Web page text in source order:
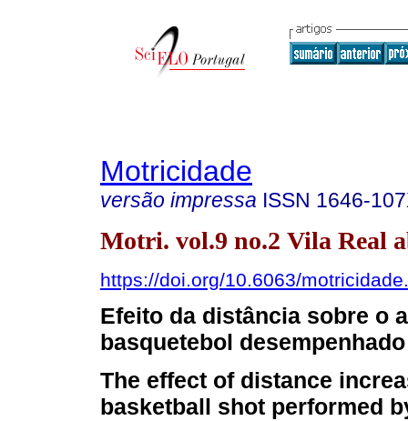
Motricidade
versão impressa ISSN 1646-
Motri. vol.9 no.2 Vila Real
https://doi.org/10.6063/
Efeito da distância sobre o
basquetebol
The effect of distance
basketball shot performed